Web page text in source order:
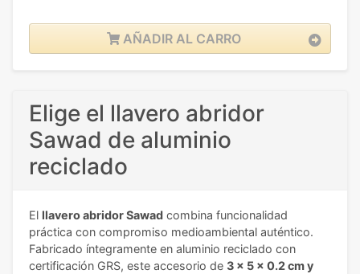
AÑADIR AL CARRO
Elige el llavero abridor
Sawad de aluminio
reciclado
El llavero abridor Sawad combina funcionalidad
práctica con compromiso medioambiental auténtico.
Fabricado íntegramente en aluminio reciclado con
certificación GRS, este accesorio de 3 x 5 x 0.2 cm y